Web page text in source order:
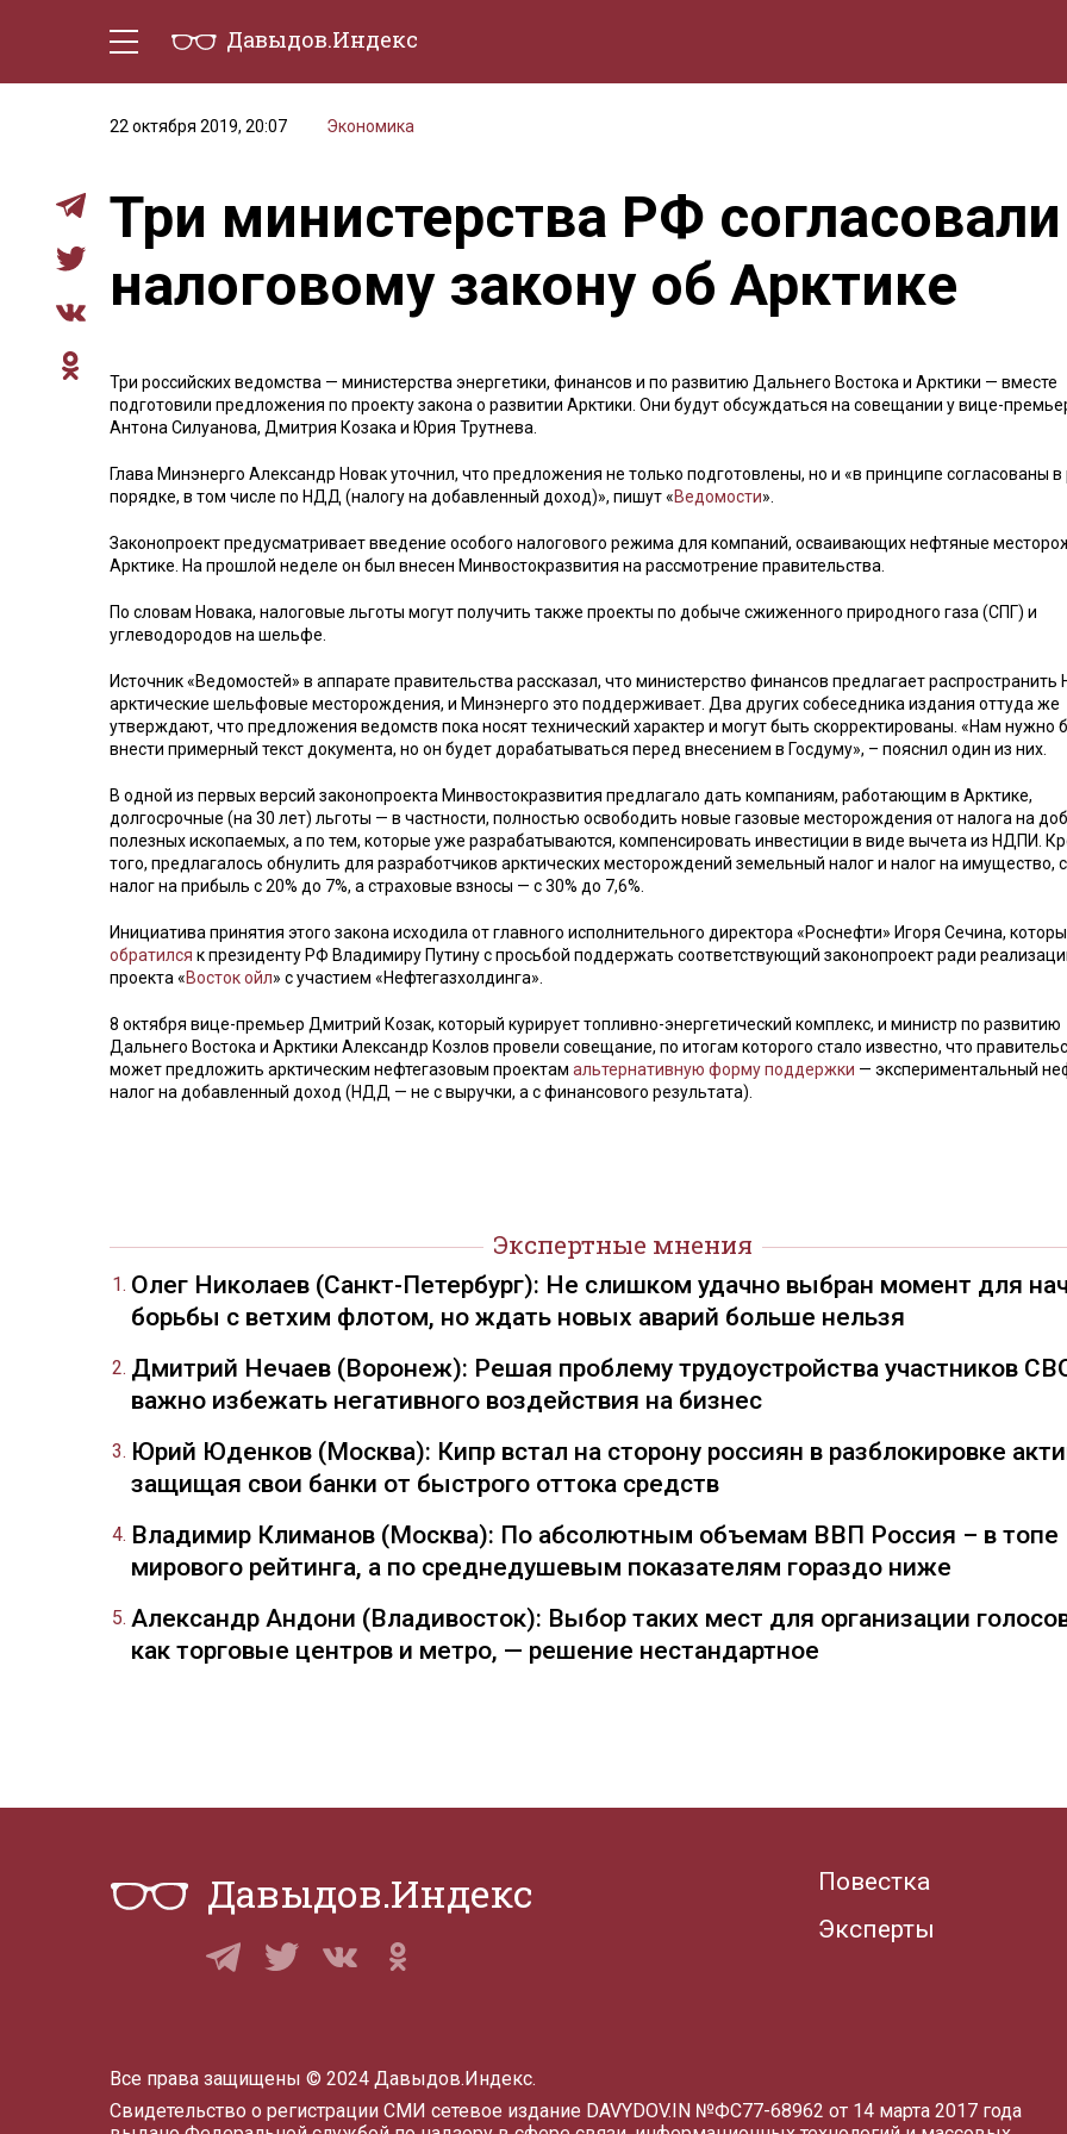
Давыдов.Индекс
22 октября 2019, 20:07
Экономика
Три министерства РФ
налоговому закону об Арктике
Три российских ведомства — министерства энергетики, финансов и по развитию Дальнего Востока и Арктики — вместе
подготовили предложения по проекту закона о развитии Арктики. Они будут обсуждаться на совещании у вице-
Антона Силуанова, Дмитрия Козака и Юрия Трутнева.
Глава Минэнерго Александр Новак уточнил, что предложения не только подготовлены, но и «в принципе согласованы
порядке, в том числе по НДД (налогу на добавленный доход)», пишут «Ведомости».
Законопроект предусматривает введение особого налогового режима для компаний, осваивающих нефтяные
Арктике. На прошлой неделе он был внесен Минвостокразвития на рассмотрение правительства.
По словам Новака, налоговые льготы могут получить также проекты по добыче сжиженного природного газа (СПГ) и
углеводородов на шельфе.
Источник «Ведомостей» в аппарате правительства рассказал, что министерство финансов предлагает
арктические шельфовые месторождения, и Минэнерго это поддерживает. Два других собеседника издания оттуда же
утверждают, что предложения ведомств пока носят технический характер и могут быть скорректированы. «Нам нужно
внести примерный текст документа, но он будет дорабатываться перед внесением в Госдуму», – пояснил один из них.
В одной из первых версий законопроекта Минвостокразвития предлагало дать компаниям, работающим в Арктике,
долгосрочные (на 30 лет) льготы — в частности, полностью освободить новые газовые месторождения от налога на
полезных ископаемых, а по тем, которые уже разрабатываются, компенсировать инвестиции в виде вычета из НДПИ.
того, предлагалось обнулить для разработчиков арктических месторождений земельный налог и налог на имущество,
налог на прибыль с 20% до 7%, а страховые взносы — с 30% до 7,6%.
Инициатива принятия этого закона исходила от главного исполнительного директора «Роснефти» Игоря Сечина,
обратился к президенту РФ Владимиру Путину с просьбой поддержать соответствующий законопроект ради
проекта «Восток ойл» с участием «Нефтегазхолдинга».
8 октября вице-премьер Дмитрий Козак, который курирует топливно-энергетический комплекс, и министр по развитию
Дальнего Востока и Арктики Александр Козлов провели совещание, по итогам которого стало известно, что
может предложить арктическим нефтегазовым проектам альтернативную форму поддержки — экспериментальный
налог на добавленный доход (НДД — не с выручки, а с финансового результата).
Экспертные мнения
Олег Николаев (Санкт-Петербург): Не слишком удачно выбран момент для
борьбы с ветхим флотом, но ждать новых аварий больше нельзя
Дмитрий Нечаев (Воронеж): Решая проблему трудоустройства участников
важно избежать негативного воздействия на бизнес
Юрий Юденков (Москва): Кипр встал на сторону россиян в разблокировке
защищая свои банки от быстрого оттока средств
Владимир Климанов (Москва): По абсолютным объемам ВВП Россия – в топе
мирового рейтинга, а по среднедушевым показателям гораздо ниже
Александр Андони (Владивосток): Выбор таких мест для организации
как торговые центров и метро, — решение нестандартное
Давыдов.Индекс
Повестка
Эксперты
Все права защищены © 2024 Давыдов.Индекс.
Свидетельство о регистрации СМИ сетевое издание DAVYDOV.IN №ФС77-68962 от 14 марта 2017 года